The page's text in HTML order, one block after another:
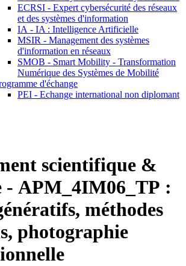
ECRSI - Expert cybersécurité des réseaux
et des systèmes d'information
IA - IA : Intelligence Artificielle
MSIR - Management des systèmes
d'information en réseaux
SMOB - Smart Mobility - Transformation
Numérique des Systèmes de Mobilité
d'échange
PEI - Echange international non diplomant
scientifique &
- APM_4IM06_TP :
méthodes
photographie